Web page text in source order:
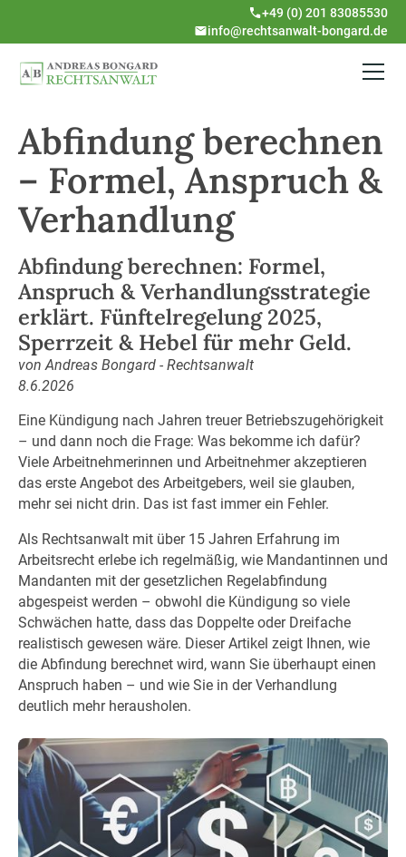
+49 (0) 201 83085530
info@rechtsanwalt-bongard.de
Abfindung berechnen
– Formel, Anspruch &
Verhandlung
Abfindung berechnen: Formel,
Anspruch & Verhandlungsstrategie
erklärt. Fünftelregelung 2025,
Sperrzeit & Hebel für mehr Geld.
von Andreas Bongard - Rechtsanwalt
8.6.2026
Eine Kündigung nach Jahren treuer Betriebszugehörigkeit
– und dann noch die Frage: Was bekomme ich dafür?
Viele Arbeitnehmerinnen und Arbeitnehmer akzeptieren
das erste Angebot des Arbeitgebers, weil sie glauben,
mehr sei nicht drin. Das ist fast immer ein Fehler.
Als Rechtsanwalt mit über 15 Jahren Erfahrung im
Arbeitsrecht erlebe ich regelmäßig, wie Mandantinnen und
Mandanten mit der gesetzlichen Regelabfindung
abgespeist werden – obwohl die Kündigung so viele
Schwächen hatte, dass das Doppelte oder Dreifache
realistisch gewesen wäre. Dieser Artikel zeigt Ihnen, wie
die Abfindung berechnet wird, wann Sie überhaupt einen
Anspruch haben – und wie Sie in der Verhandlung
deutlich mehr herausholen.